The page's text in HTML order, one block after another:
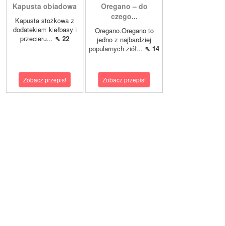
Kapusta obiadowa
Kapusta stożkowa z
dodatekiem kiełbasy i
przecieru... ⇖ 22
Zobacz przepis!
Oregano – do
czego...
Oregano.Oregano to
jedno z najbardziej
popularnych ziół... ⇖ 14
Zobacz przepis!